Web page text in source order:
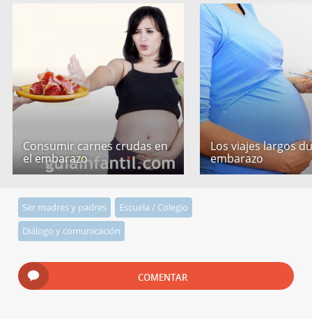
Consumir carnes crudas en
el embarazo
Los viajes largos
embarazo
Ser madres y padres
Escuela / Colegio
Diálogo y comunicación
COMENTAR